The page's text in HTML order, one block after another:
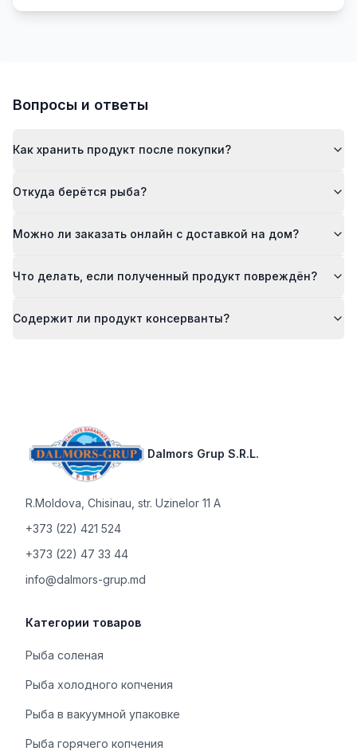
Вопросы и ответы
Как хранить продукт после покупки?
Откуда берётся рыба?
Можно ли заказать онлайн с доставкой на дом?
Что делать, если полученный продукт повреждён?
Содержит ли продукт консерванты?
Dalmors Grup S.R.L.
R.Moldova Chisinau, str. Uzinelor 11 A
+373 (22) 421 524
+373 (22) 47 33 44
info@dalmors-grup.md
Категории товаров
Рыба соленая
Рыба холодного копчения
Рыба в вакуумной упаковке
Рыба горячего копчения